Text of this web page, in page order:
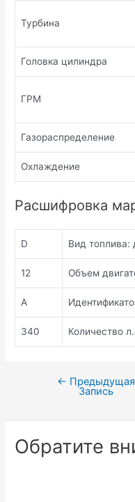
Турбина
Головка цилиндра
ГРМ
Газораспределение
Охлаждение
Расшифровка
D Вид топлива:
12 Объем
A
340 Количество
Навигация
записям
← Предыдущая
Запись
Обратите